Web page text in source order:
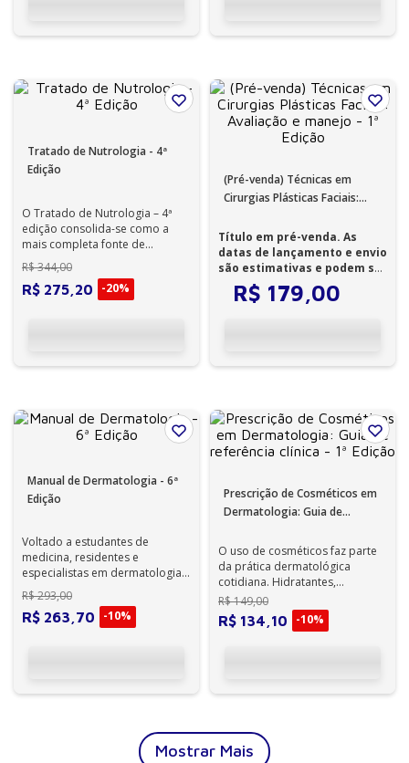
Tratado de Nutrologia - 4ª
Edição
O Tratado de Nutrologia – 4ª
edição consolida-se como a
mais completa fonte de
conhecimento sobre os
aspectos clínicos, ...
R$344,00
R$ 275 20 -20%
(Pré-venda) Técnicas em
Cirurgias Plásticas Faciais:
Edição
Título em pré-venda. As
datas de lançamento e envio
são estimativas e podem ser
alteradas...
R$ 179,00
Manual de Dermatologia - 6ª
Edição
Voltado a estudantes de
medicina, residentes e
especialistas em dermatologia,
este livro pode ser consultado
também por ...
R$293,00
R$ 263 70 -10%
Prescrição de Cosméticos em
Dermatologia: Guia de
O uso de cosméticos faz parte
da prática dermatológica
cotidiana. Hidratantes,
fotoprotetores,
despigmentantes e diversa...
R$149,00
R$ 134 10 -10%
Mostrar Mais